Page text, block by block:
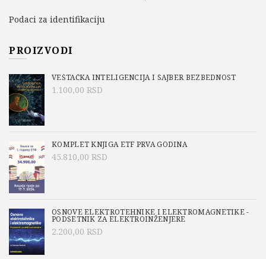
Podaci za identifikaciju
PROIZVODI
VEŠTAČKA INTELIGENCIJA I SAJBER BEZBEDNOST
1.100,00 RSD
KOMPLET KNJIGA ETF PRVA GODINA
45.810,00 RSD
OSNOVE ELEKTROTEHNIKE I ELEKTROMAGNETIKE -
PODSETNIK ZA ELEKTROINŽENJERE
2.200,00 RSD